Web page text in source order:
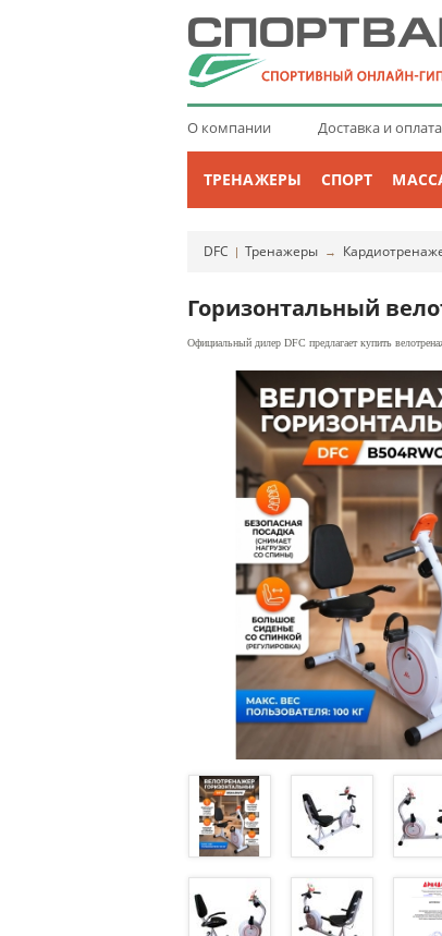
О компании Доставка и оплата
ТРЕНАЖЕРЫ СПОРТ
DFC | Тренажеры →
Горизонтальный
Официальный дилер DFC предлагает купить